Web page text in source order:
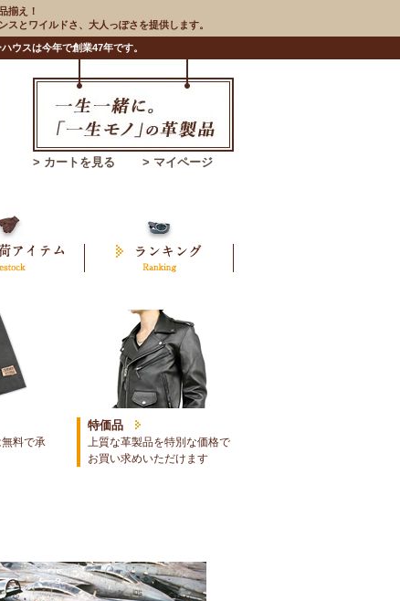
揃え！
とワイルドさ、大人っぽさを提供します。
ウスは今年で創業47年です。
> カートを見る > マイページ
料で承
特価品
上質な革製品を特別な価格で
お買い求めいただけます